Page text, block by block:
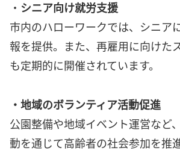
・ シニア向け就労支援
市内のハローワークでは、シニア
報を提供。また、再雇用に向けた
も定期的に開催されています。
・地域のボランティア活動促進
公園整備や地域イベント運営など
動を通じて高齢者の社会参加を推進